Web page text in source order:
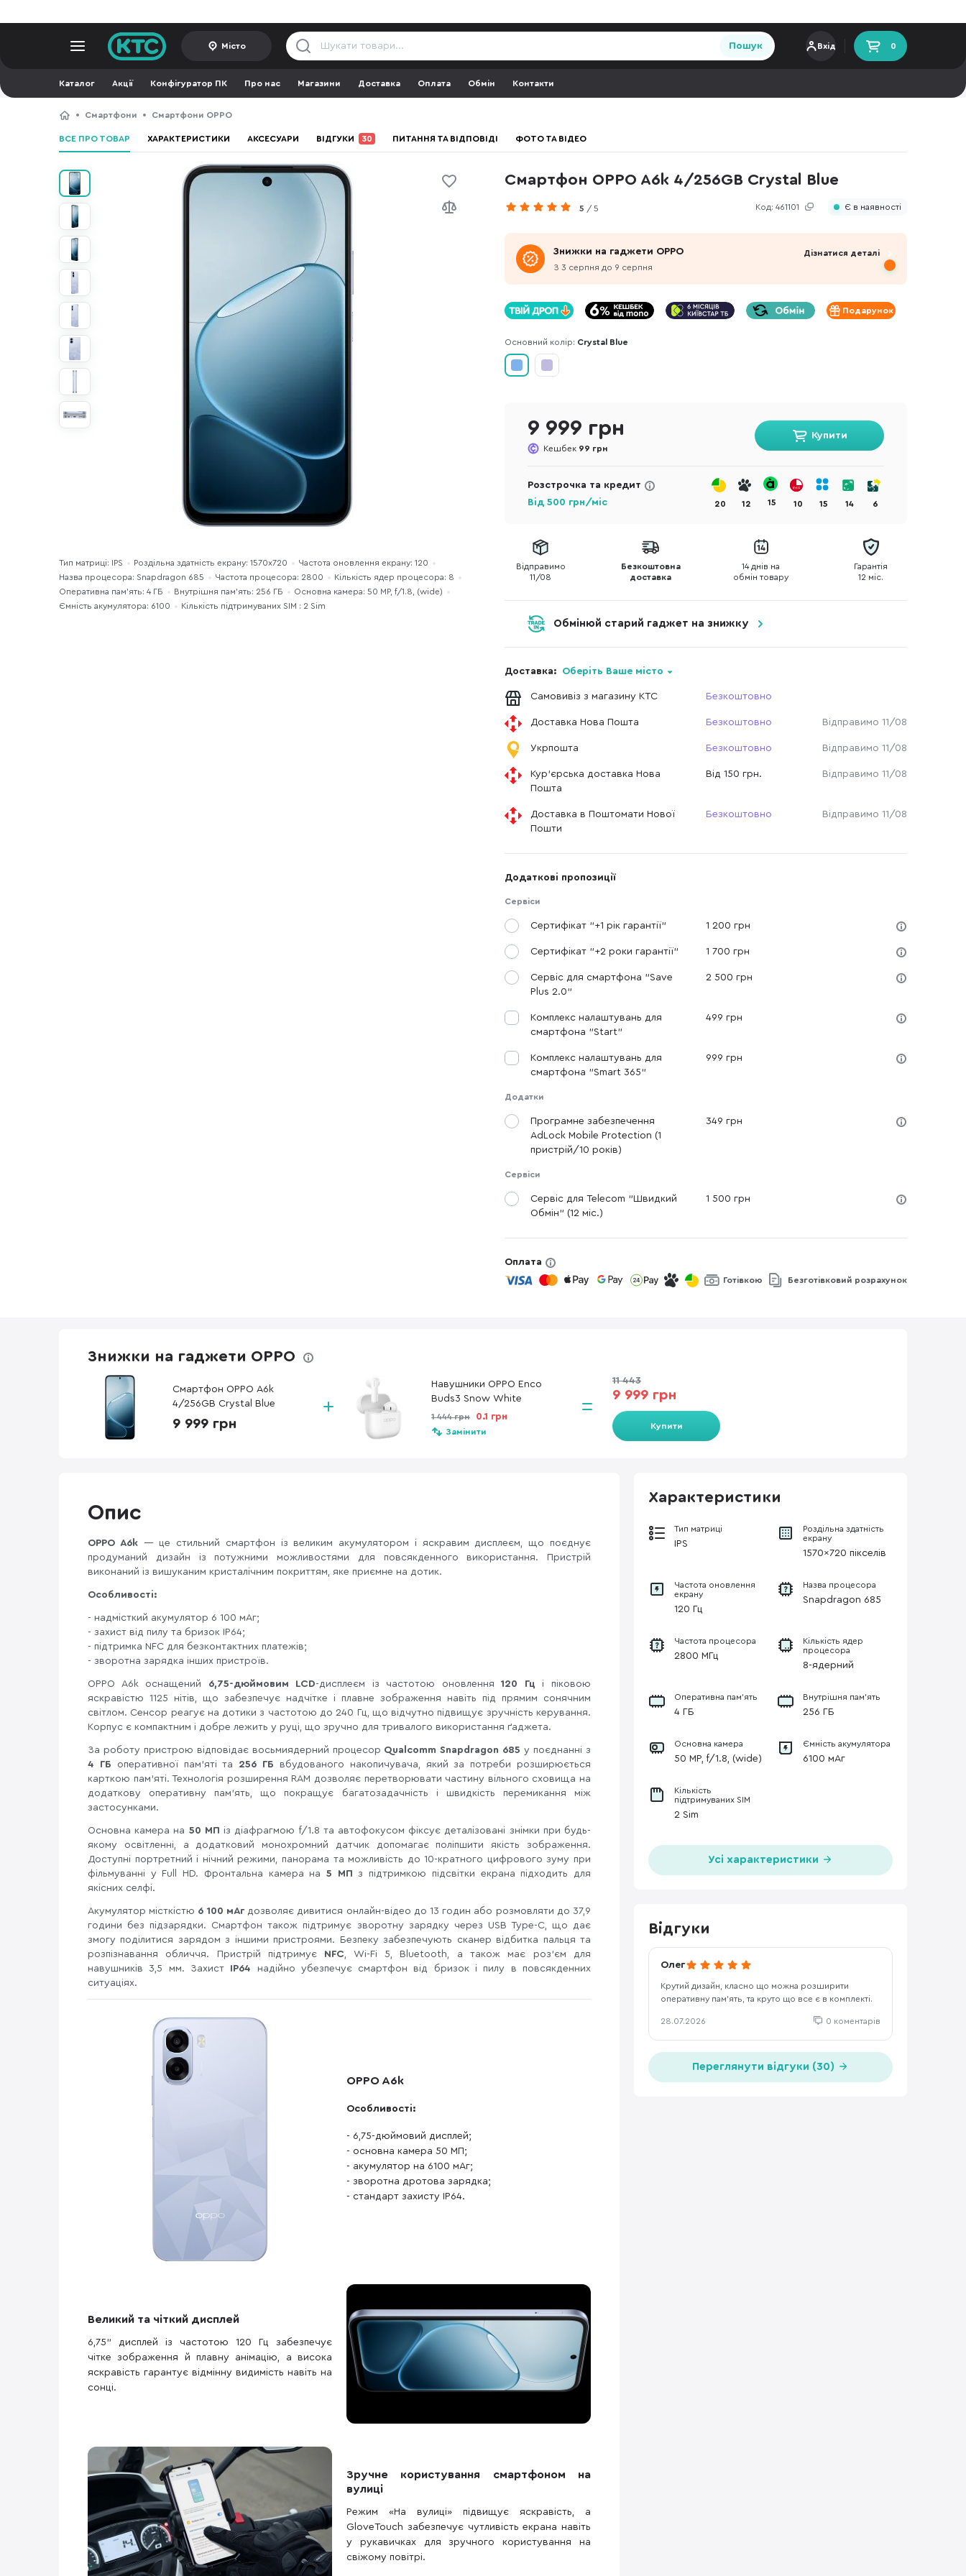
Місто Пошук Вхід 0
Каталог Акції Конфігуратор ПК Про нас Магазини Доставка Оплата Обмін Контакти
Смартфони Смартфони OPPO
ВСЕ ПРО ТОВАР ХАРАКТЕРИСТИКИ АКСЕСУАРИ ВІДГУКИ 30 ПИТАННЯ ТА ВІДПОВІДІ ФОТО ТА ВІДЕО
Смартфон OPPO A6k 4/256GB Crystal Blue
Код: 461101
5 / 5 Є в наявності
Тип матриці: IPS Роздільна здатність екрану: 1570x720
Частота оновлення екрану: 120
Назва процесора: Snapdragon 685
Частота процесора: 2800
Кількість ядер процесора: 8
Оперативна пам'ять: 4 ГБ
Внутрішня пам'ять: 256 ГБ
Основна камера: 50 MP, f/1.8, (wide)
Ємність акумулятора: 6100
Кількість підтримуваних SIM : 2 Sim
Знижки на гаджети OPPO
З 3 серпня до 9 серпня
Дізнатися деталі
Подарунок
Основний колір: Crystal Blue
9 999 грн
Кешбек 99 грн
Купити
Розстрочка та кредит
Від 500 грн/міс 20 12 15 10 15 14 6
Відправимо
11/08
Безкоштовна
доставка
14 днів на
обмін товару
Гарантія
12 міс.
Обмінюй старий гаджет на знижку
Доставка: Оберіть Ваше місто
Самовивіз з магазину КТС Безкоштовно
Доставка Нова Пошта Безкоштовно Відправимо 11/08
Укрпошта Безкоштовно Відправимо 11/08
Кур'єрська доставка Нова
Пошта
Від 150 грн. Відправимо 11/08
Доставка в Поштомати Нової
Пошти
Безкоштовно Відправимо 11/08
Додаткові пропозиції
Сервіси
Сертифікат "+1 рік гарантії" 1 200 грн
Сертифікат "+2 роки гарантії" 1 700 грн
Сервіс для смартфона "Save
Plus 2.0"
2 500 грн
Комплекс налаштувань для
смартфона "Start"
499 грн
Комплекс налаштувань для
смартфона "Smart 365"
999 грн
Додатки
Програмне забезпечення
AdLock Mobile Protection (1
пристрій/10 років)
349 грн
Сервіси
Сервіс для Telecom "Швидкий
Обмін" (12 міс.)
1 500 грн
Оплата
Готівкою Безготівковий розрахунок
Знижки на гаджети OPPO
Смартфон OPPO A6k
4/256GB Crystal Blue
9 999 грн
Навушники OPPO Enco
Buds3 Snow White
1 444 грн 0.1 грн
Замінити
11 443
9 999 грн
Купити
Опис
OPPO A6k — це стильний смартфон із великим акумулятором і яскравим дисплеєм, що поєднує
продуманий дизайн із потужними можливостями для повсякденного використання. Пристрій
виконаний із вишуканим кристалічним покриттям, яке приємне на дотик.
Особливості:
- надмісткий акумулятор 6 100 мАг;
- захист від пилу та бризок IP64;
- підтримка NFC для безконтактних платежів;
- зворотна зарядка інших пристроїв.
OPPO A6k оснащений 6,75-дюймовим LCD-дисплеєм із частотою оновлення120 Гц і піковою
яскравістю 1125 нітів, що забезпечує надчітке і плавне зображення навіть під прямим сонячним
світлом. Сенсор реагує на дотики з частотою до 240 Гц, що відчутно підвищує зручність керування.
Корпус є компактним і добре лежить у руці, що зручно для тривалого використання ґаджета.
За роботу пристрою відповідає восьмиядерний процесор Qualcomm Snapdragon 685 у поєднанні з
4 ГБ оперативної пам'яті та 256 ГБ вбудованого накопичувача, який за потреби розширюється
карткою пам'яті. Технологія розширення RAM дозволяє перетворювати частину вільного сховища на
додаткову оперативну пам'ять, що покращує багатозадачність і швидкість перемикання між
застосунками.
Основна камера на 50 МПіз діафрагмою f/1.8 та автофокусом фіксує деталізовані знімки при будь-
якому освітленні, а додатковий монохромний датчик допомагає поліпшити якість зображення.
Доступні портретний і нічний режими, панорама та можливість до 10-кратного цифрового зуму при
фільмуванні у Full HD. Фронтальна камера на 5 МП з підтримкою підсвітки екрана підходить для
якісних селфі.
Акумулятор місткістю 6 100 мАг дозволяє дивитися онлайн-відео до 13 годин або розмовляти до 37,9
години без підзарядки. Смартфон також підтримує зворотну зарядку через USB Type-C, що дає
змогу поділитися зарядом з іншими пристроями. Безпеку забезпечують сканер відбитка пальця та
розпізнавання обличчя. Пристрій підтримує NFC, Wi-Fi 5, Bluetooth, а також має роз'єм для
навушників 3,5 мм. Захист IP64 надійно убезпечує смартфон від бризок і пилу в повсякденних
ситуаціях.
OPPO A6k
Особливості:
- 6,75-дюймовий дисплей;
- основна камера 50 МП;
- акумулятор на 6100 мАг;
- зворотна дротова зарядка;
- стандарт захисту IP64.
Великий та чіткий дисплей
6,75" дисплей із частотою 120 Гц забезпечує
чітке зображення й плавну анімацію, а висока
яскравість гарантує відмінну видимість навіть на
сонці.
Зручне користування смартфоном на
вулиці
Режим «На вулиці» підвищує яскравість, а
GloveTouch забезпечує чутливість екрана навіть
у рукавичках для зручного користування на
свіжому повітрі.
Характеристики
Тип матриці
IPS
Роздільна здатність
екрану
1570x720 пікселів
Частота оновлення
екрану
120 Гц
Назва процесора
Snapdragon 685
Частота процесора
2800 МГц
Кількість ядер
процесора
8-ядерний
Оперативна пам'ять
4 ГБ
Внутрішня пам'ять
256 ГБ
Основна камера
50 MP, f/1.8, (wide)
Ємність акумулятора
6100 мАг
Кількість
підтримуваних SIM
2 Sim
Усі характеристики
Відгуки
Олег
Крутий дизайн, класно що можна розширити
оперативну пам’ять, та круто що все є в комплекті.
28.07.2026 0 коментарів
Переглянути відгуки (30)